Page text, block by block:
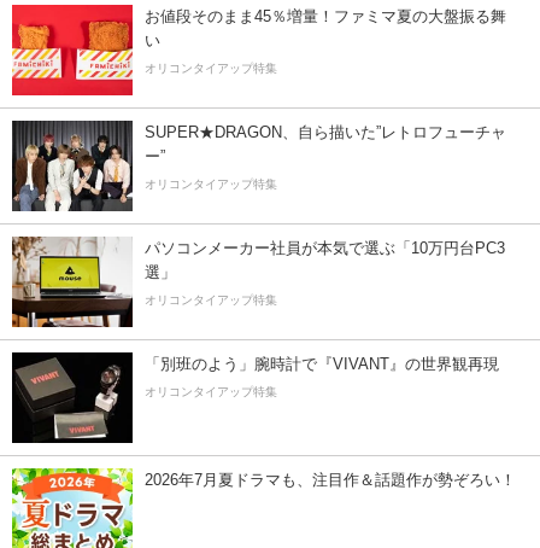
お値段そのまま45％増量！ファミマ夏の大盤振る舞
い
オリコンタイアップ特集
SUPER★DRAGON、自ら描いた”レトロフューチャ
ー”
オリコンタイアップ特集
パソコンメーカー社員が本気で選ぶ「10万円台PC3
選」
オリコンタイアップ特集
「別班のよう」腕時計で『VIVANT』の世界観再現
オリコンタイアップ特集
2026年7月夏ドラマも、注目作＆話題作が勢ぞろい！